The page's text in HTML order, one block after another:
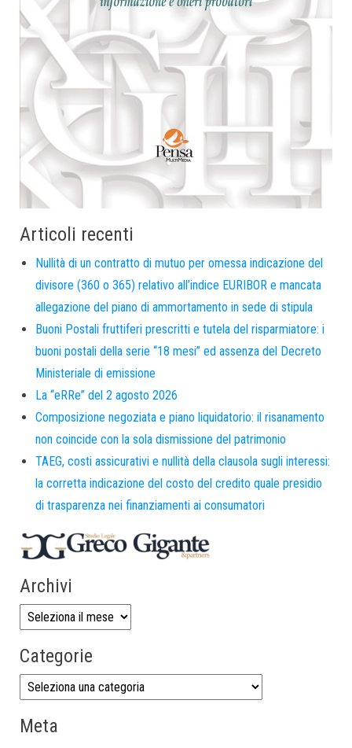
Articoli recenti
Nullità di un contratto di mutuo per omessa indicazione del
divisore (360 o 365) relativo all’indice EURIBOR e mancata
allegazione del piano di ammortamento in sede di stipula
Buoni Postali fruttiferi prescritti e tutela del risparmiatore: i
buoni postali della serie “18 mesi” ed assenza del Decreto
Ministeriale di emissione
La “eRRe” del 2 agosto 2026
Composizione negoziata e piano liquidatorio: il risanamento
non coincide con la sola dismissione del patrimonio
TAEG, costi assicurativi e nullità della clausola sugli interessi:
la corretta indicazione del costo del credito quale presidio
di trasparenza nei finanziamenti ai consumatori
Archivi
Categorie
Meta